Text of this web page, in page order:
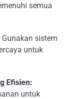
semua
Gunakan sistem
untuk
Efisien:
untuk